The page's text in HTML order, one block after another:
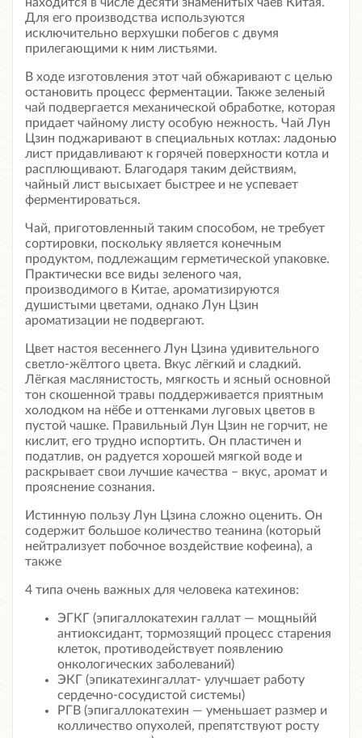
Для его производства используются
исключительно верхушки побегов с двумя
прилегающими к ним листьями.
В ходе изготовления этот чай обжаривают с целью
остановить процесс ферментации. Также зеленый
чай подвергается механической обработке, которая
придает чайному листу особую нежность. Чай Лун
Цзин поджаривают в специальных котлах: ладонью
лист придавливают к горячей поверхности котла и
расплющивают. Благодаря таким действиям,
чайный лист высыхает быстрее и не успевает
ферментироваться.
Чай, приготовленный таким способом, не требует
сортировки, поскольку является конечным
продуктом, подлежащим герметической упаковке.
Практически все виды зеленого чая,
производимого в Китае, ароматизируются
душистыми цветами, однако Лун Цзин
ароматизации не подвергают.
Цвет настоя весеннего Лун Цзина удивительного
светло-жёлтого цвета. Вкус лёгкий и сладкий.
Лёгкая маслянистость, мягкость и ясный основной
тон скошенной травы поддерживается приятным
холодком на нёбе и оттенками луговых цветов в
пустой чашке. Правильный Лун Цзин не горчит, не
кислит, его трудно испортить. Он пластичен и
податлив, он радуется хорошей мягкой воде и
раскрывает свои лучшие качества – вкус, аромат и
прояснение сознания.
Истинную пользу Лун Цзина сложно оценить. Он
содержит большое количество теанина (который
нейтрализует побочное воздействие кофеина), а
также
4 типа очень важных для человека катехинов:
ЭГКГ (эпигаллокатехин галлат — мощныйй
антиоксидант, тормозящий процесс старения
клеток, противодействует появлению
онкологических заболеваний)
ЭКГ (эпикатехингаллат- улучшает работу
сердечно-сосудистой системы)
РГВ (эпигаллокатехин — уменьшает размер и
колличество опухолей, препятствуют росту